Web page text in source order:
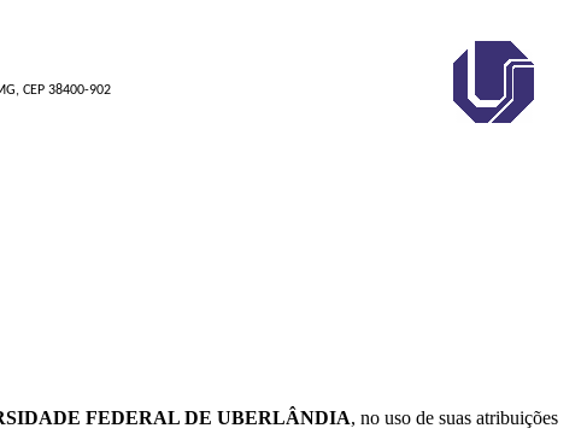
CEP 38400-902
FEDERAL DE UBERLÂNDIA, no uso de suas atribuições